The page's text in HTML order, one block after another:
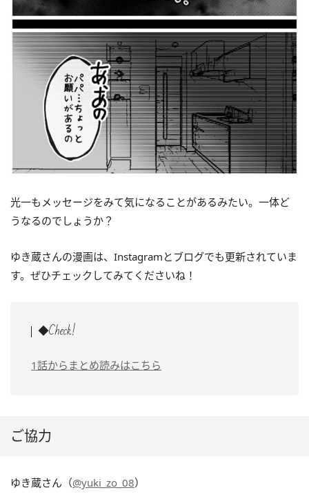
光一もメッセージをみて気になることがあるみたい。一体ど
うなるのでしょうか？
ゆき蔵さんの漫画は、Instagramとブログでも更新されていま
す。ぜひチェックしてみてくださいね！
◆Check!
1話からまとめ読みはこちら
ご協力
ゆき蔵さん（@yuki_zo_08）